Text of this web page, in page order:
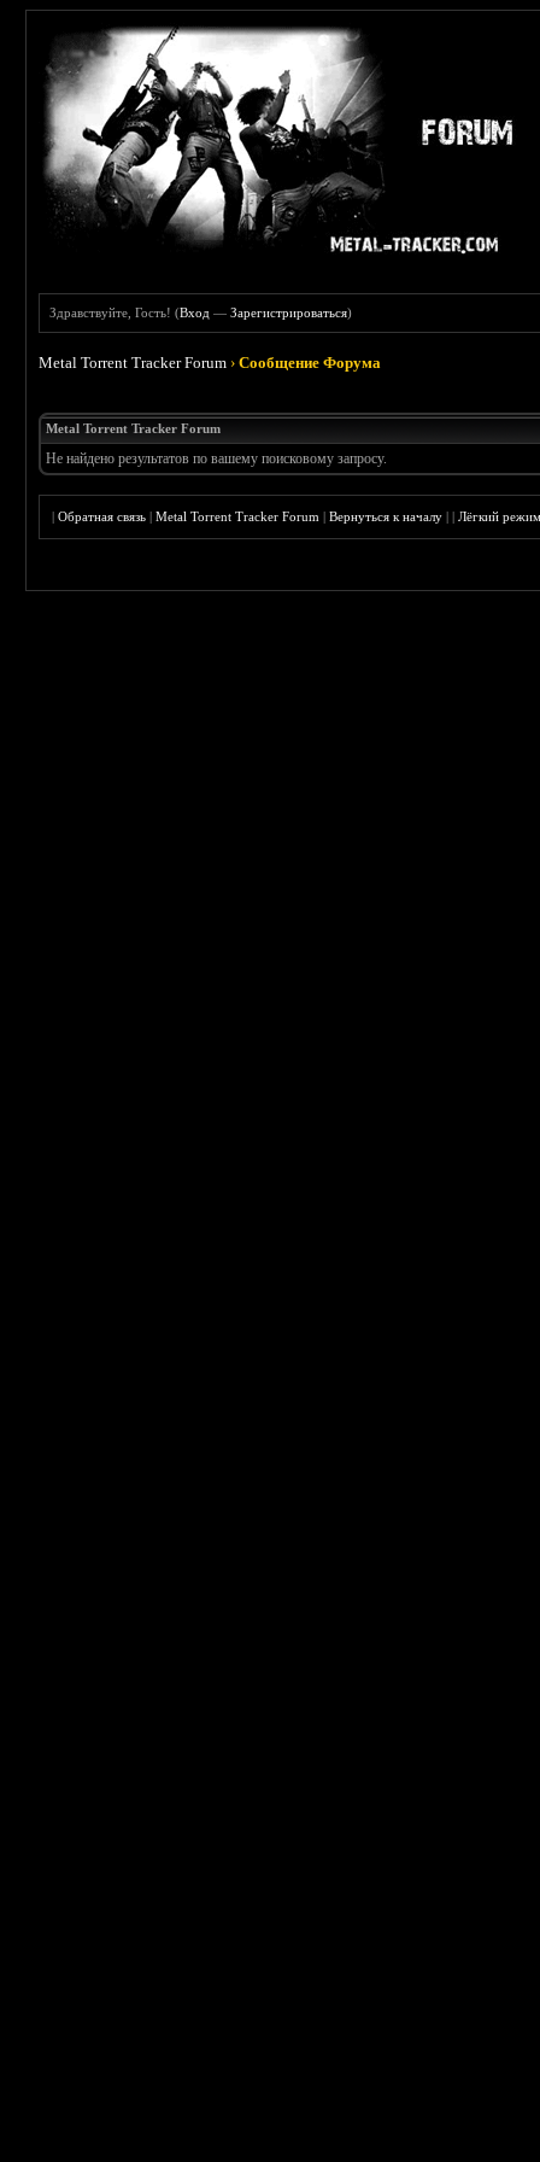
Здравствуйте, Гость! (Вход —Зарегистрироваться)
Metal Torrent Tracker Forum ›Сообщение Форума
Metal Torrent Tracker Forum
Не найдено результатов по вашему поисковому запросу.
|Обратная связь |Metal Torrent Tracker Forum |Вернуться к началу ||Лёгкий